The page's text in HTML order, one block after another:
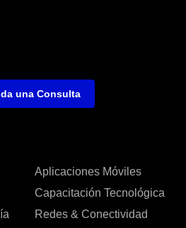
Aplicaciones Móviles
Capacitación Tecnológica
Redes & Conectividad
una Consulta